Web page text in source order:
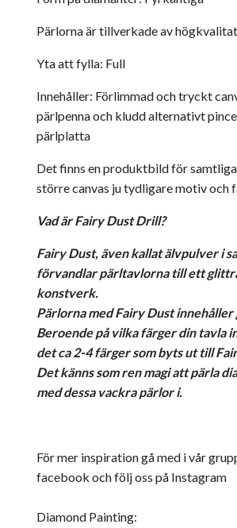
Pärlorna är tillverkade av
Yta att fylla: Full
Innehåller: Förlimmad och tryckt
pärlpenna och kludd alternativt
pärlplatta
Det finns en produktbild för
större canvas ju tydligare motiv och
Vad är Fairy Dust Drill?
Fairy Dust, även kallat älvpulver i
förvandlar pärltavlorna till ett
konstverk.
Pärlorna med Fairy Dust
Beroende på vilka färger din tavla
det ca 2-4 färger som byts ut till
Det känns som ren magi att pärla
med dessa vackra pärlor i.
För mer inspiration gå med i vår
facebook och följ oss på Instagram
Diamond Painting: